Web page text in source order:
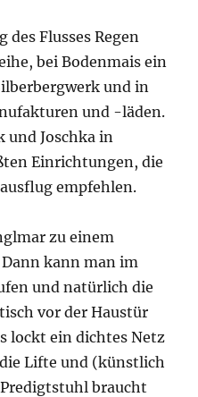
Flusses Regen
bei Bodenmais ein
und in
und -läden.
und Joschka in
Einrichtungen, die
empfehlen.
zu einem
kann man im
und natürlich die
vor der Haustür
lockt ein dichtes Netz
Lifte und (künstlich
braucht